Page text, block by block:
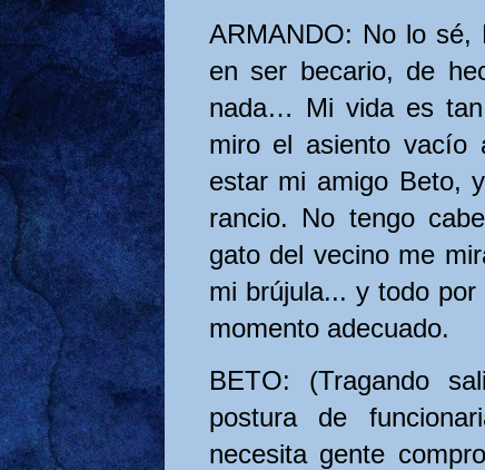
ARMANDO: No lo sé,
en ser becario, de
nada… Mi vida es
miro el asiento vacío
estar mi amigo Beto,
rancio. No tengo
gato del vecino me
mi brújula... y todo
momento adecuado.
BETO: (Tragando
postura de
necesita gente